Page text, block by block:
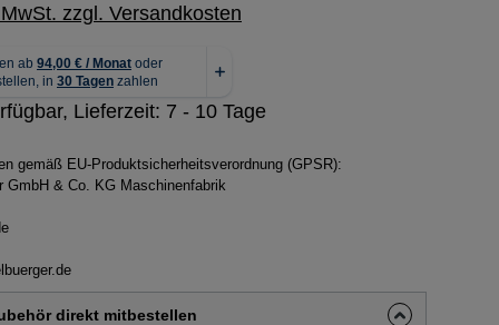
zzgl. Versandkosten
Lieferzeit: 7 - 10 Tage
gemäß EU-Produktsicherheitsverordnung (GPSR):
GmbH & Co. KG Maschinenfabrik
direkt mitbestellen